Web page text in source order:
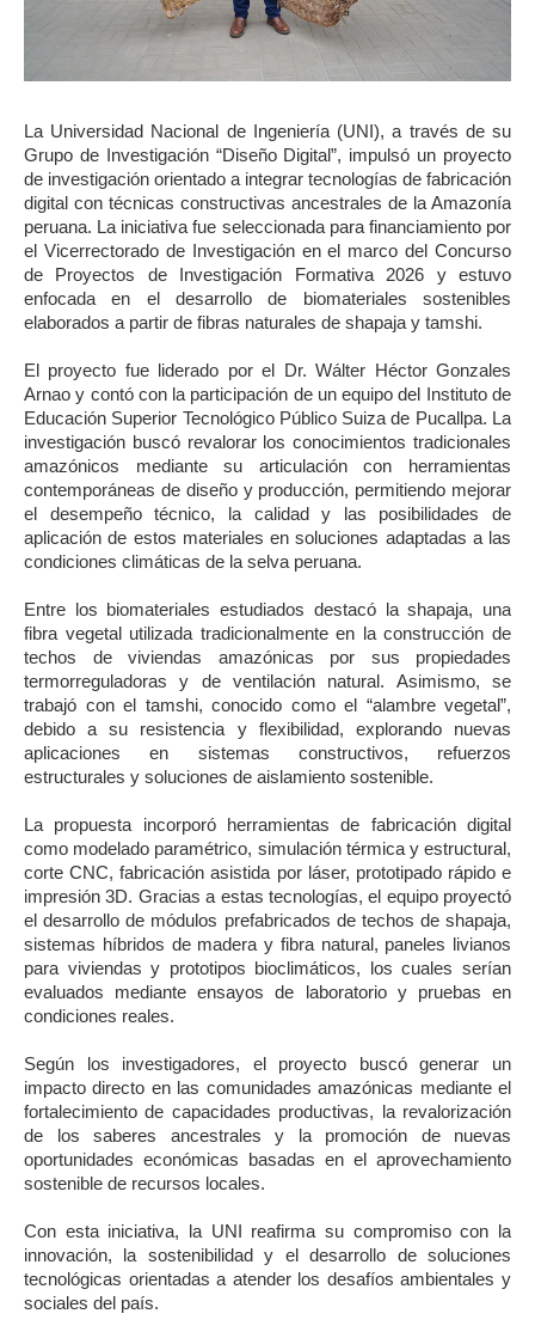
La Universidad Nacional de Ingeniería (UNI), a través de su
Grupo de Investigación “Diseño Digital”, impulsó un proyecto
de investigación orientado a integrar tecnologías de fabricación
digital con técnicas constructivas ancestrales de la Amazonía
peruana. La iniciativa fue seleccionada para financiamiento por
el Vicerrectorado de Investigación en el marco del Concurso
de Proyectos de Investigación Formativa 2026 y estuvo
enfocada en el desarrollo de biomateriales sostenibles
elaborados a partir de fibras naturales de shapaja y tamshi.
El proyecto fue liderado por el Dr. Wálter Héctor Gonzales
Arnao y contó con la participación de un equipo del Instituto de
Educación Superior Tecnológico Público Suiza de Pucallpa. La
investigación buscó revalorar los conocimientos tradicionales
amazónicos mediante su articulación con herramientas
contemporáneas de diseño y producción, permitiendo mejorar
el desempeño técnico, la calidad y las posibilidades de
aplicación de estos materiales en soluciones adaptadas a las
condiciones climáticas de la selva peruana.
Entre los biomateriales estudiados destacó la shapaja, una
fibra vegetal utilizada tradicionalmente en la construcción de
techos de viviendas amazónicas por sus propiedades
termorreguladoras y de ventilación natural. Asimismo, se
trabajó con el tamshi, conocido como el “alambre vegetal”,
debido a su resistencia y flexibilidad, explorando nuevas
aplicaciones en sistemas constructivos, refuerzos
estructurales y soluciones de aislamiento sostenible.
La propuesta incorporó herramientas de fabricación digital
como modelado paramétrico, simulación térmica y estructural,
corte CNC, fabricación asistida por láser, prototipado rápido e
impresión 3D. Gracias a estas tecnologías, el equipo proyectó
el desarrollo de módulos prefabricados de techos de shapaja,
sistemas híbridos de madera y fibra natural, paneles livianos
para viviendas y prototipos bioclimáticos, los cuales serían
evaluados mediante ensayos de laboratorio y pruebas en
condiciones reales.
Según los investigadores, el proyecto buscó generar un
impacto directo en las comunidades amazónicas mediante el
fortalecimiento de capacidades productivas, la revalorización
de los saberes ancestrales y la promoción de nuevas
oportunidades económicas basadas en el aprovechamiento
sostenible de recursos locales.
Con esta iniciativa, la UNI reafirma su compromiso con la
innovación, la sostenibilidad y el desarrollo de soluciones
tecnológicas orientadas a atender los desafíos ambientales y
sociales del país.